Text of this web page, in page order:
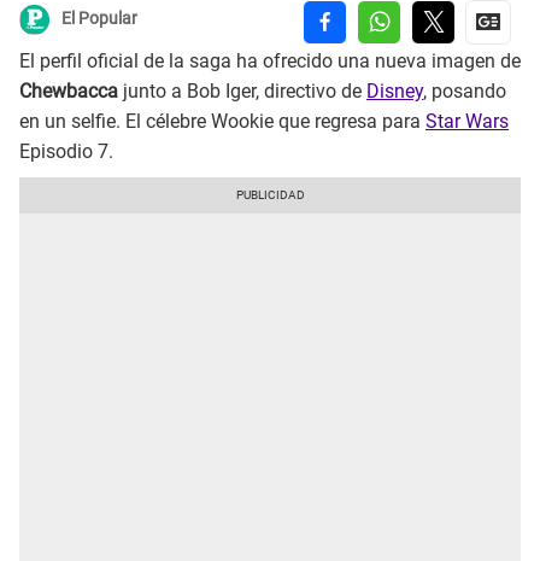
El Popular
El perfil oficial de la saga ha ofrecido una nueva imagen de
Chewbacca junto a Bob Iger, directivo de Disney, posando
en un selfie. El célebre Wookie que regresa para Star Wars
Episodio 7.